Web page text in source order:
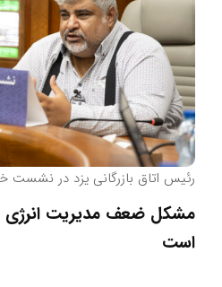
رئیس اتاق بازرگانی یزد در نشست
مشکل ضعف مدیریت انرژی
است